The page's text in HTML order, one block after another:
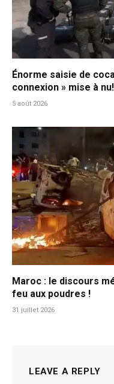
Énorme saisie de
connexion » mise à nu!
5 août 2026
Maroc : le discours
feu aux poudres !
31 juillet 2026
LEAVE A REPLY